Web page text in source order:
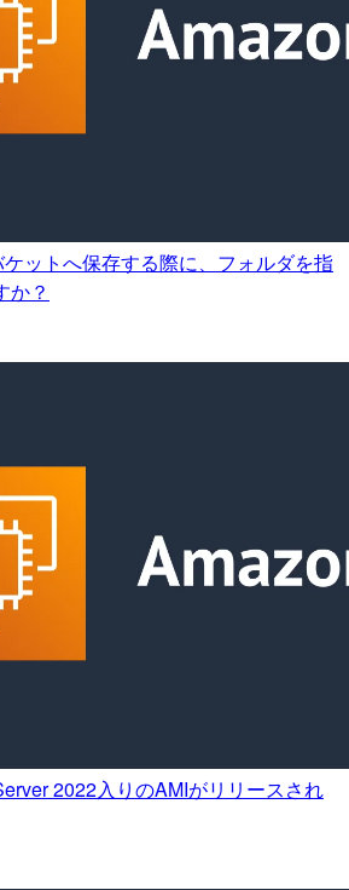
ットへ保存する際に、フォルダを指
か？
2022入りのAMIがリリースされ